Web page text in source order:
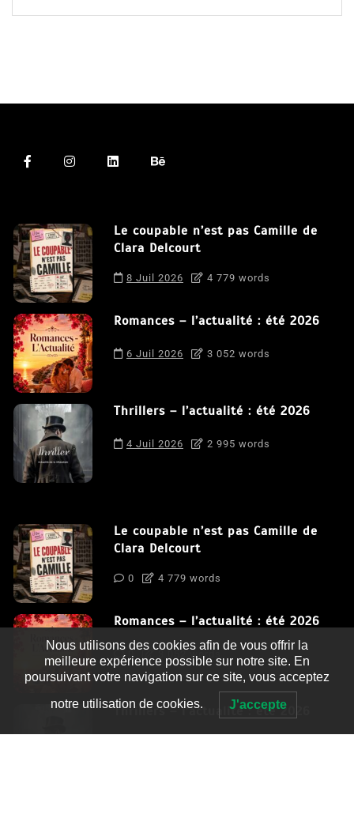
Le coupable n’est pas Camille de
Clara Delcourt
8 Juil 2026 4 779 words
Romances – l’actualité : été 2026
6 Juil 2026 3 052 words
Thrillers – l’actualité : été 2026
4 Juil 2026 2 995 words
Le coupable n’est pas Camille de
Clara Delcourt
0 4 779 words
Romances – l’actualité : été 2026
0 3 052 words
Thrillers – l’actualité : été 2026
Nous utilisons des cookies afin de vous offrir la
meilleure expérience possible sur notre site. En
poursuivant votre navigation sur ce site, vous acceptez
notre utilisation de cookies. J'accepte